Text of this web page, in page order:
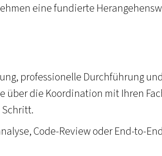
eine fundierte
professionelle Durchführung
über die Koordination mit Ihren
Code-Review oder End-to-